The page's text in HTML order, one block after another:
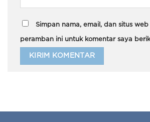
Simpan nama, email, dan situs
peramban ini untuk komentar saya